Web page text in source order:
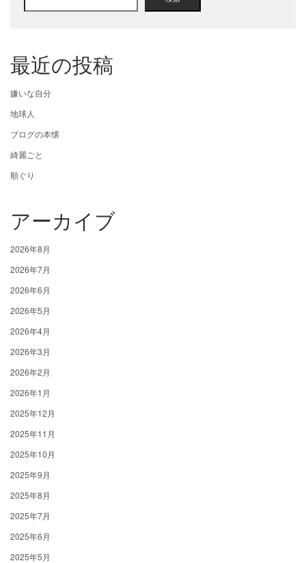
最近の投稿
嫌いな自分
地球人
ブログの本懐
綺麗ごと
順ぐり
アーカイブ
2026年8月
2026年7月
2026年6月
2026年5月
2026年4月
2026年3月
2026年2月
2026年1月
2025年12月
2025年11月
2025年10月
2025年9月
2025年8月
2025年7月
2025年6月
2025年5月